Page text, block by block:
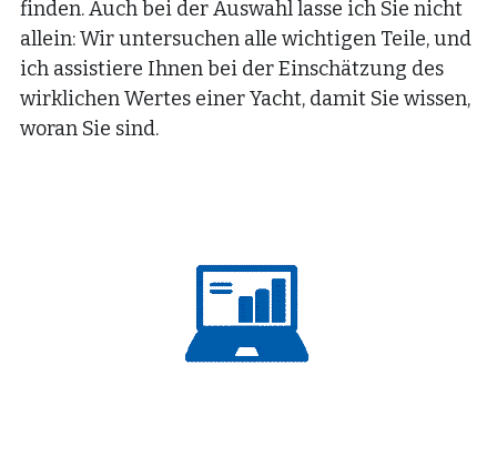
finden. Auch bei der Auswahl lasse ich Sie nicht
allein: Wir untersuchen alle wichtigen Teile, und
ich assistiere Ihnen bei der Einschätzung des
wirklichen Wertes einer Yacht, damit Sie wissen,
woran Sie sind.